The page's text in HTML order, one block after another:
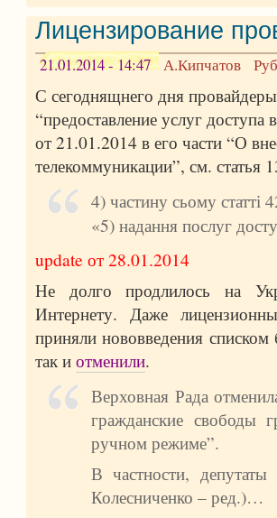
Лицензирование
21.01.2014 - 14:47 А.Кипчатов
С сегоднящнего дня
“предоставление услуг
от 21.01.2014 в его части “О
телекоммуникации”, см. статья
4) частину сьому статті
«5) надання послуг
update от 28.01.2014
Не долго продлилось на
Интернету. Даже
приняли нововведения
так и отменили.
Верховная Рада
гражданские
ручном режиме”.
В частности,
Колесниченко – ред.)…